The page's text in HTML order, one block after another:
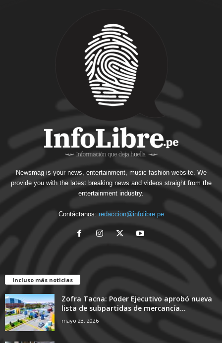
Newsmag is your news, entertainment, music fashion website. We
provide you with the latest breaking news and videos straight from the
entertainment industry.
Contáctanos: redaccion@infolibre.pe
Incluso más noticias
Zofra Tacna: Poder Ejecutivo aprobó nueva
lista de subpartidas de mercancía...
mayo 23, 2026